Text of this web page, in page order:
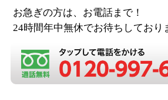
お急ぎの方は、お電話まで！
24時間年中無休でお待ちしており